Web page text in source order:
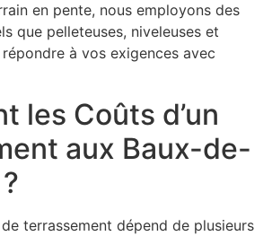
en pente, nous employons des
que pelleteuses, niveleuses et
à vos exigences avec
les Coûts d’un
aux Baux-de-
terrassement dépend de plusieurs